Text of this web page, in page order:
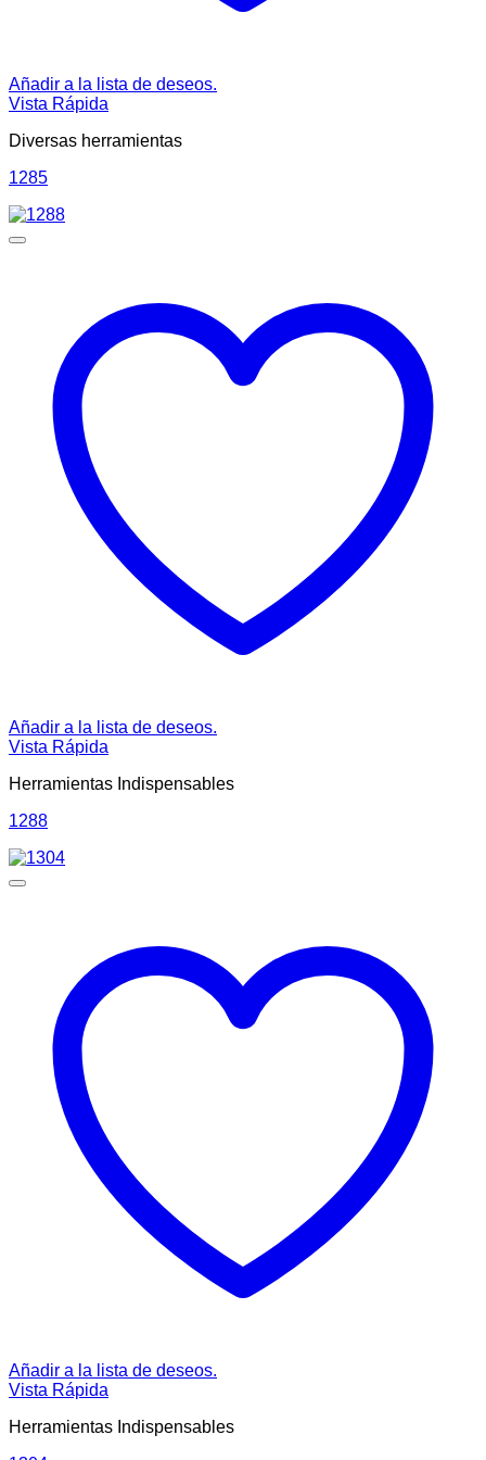
Añadir a la lista de deseos.
Vista Rápida
Diversas herramientas
1285
Añadir a la lista de deseos.
Vista Rápida
Herramientas Indispensables
1288
Añadir a la lista de deseos.
Vista Rápida
Herramientas Indispensables